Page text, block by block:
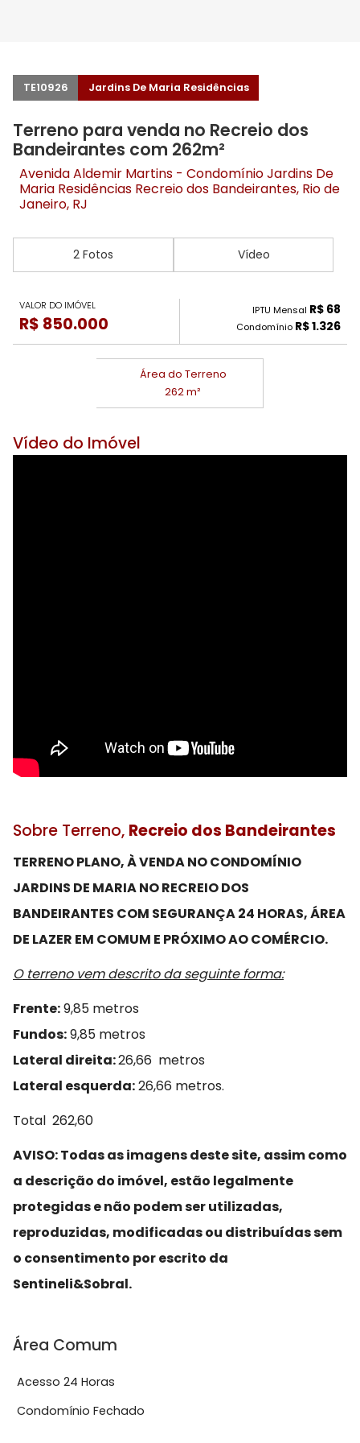
TE10926 Jardins De Maria Residências
Terreno para venda no Recreio dos
Bandeirantes com 262m²
Avenida Aldemir Martins - Condomínio Jardins De
Maria Residências Recreio dos Bandeirantes, Rio de
Janeiro, RJ
2 Fotos Vídeo
VALOR DO IMÓVEL
R$ 850.000
IPTU Mensal R$ 68
Condomínio R$ 1.326
Área do Terreno
262 m²
Vídeo do Imóvel
Sobre Terreno, Recreio dos Bandeirantes
TERRENO PLANO, À VENDA NO CONDOMÍNIO
JARDINS DE MARIA NO RECREIO DOS
BANDEIRANTES COM SEGURANÇA 24 HORAS, ÁREA
DE LAZER EM COMUM E PRÓXIMO AO COMÉRCIO.
O terreno vem descrito da seguinte forma:
Frente:9,85 metros
Fundos:9,85 metros
Lateral direita:26,66 metros
Lateral esquerda:26,66 metros.
Total 262,60
AVISO: Todas as imagens deste site, assim como
a descrição do imóvel, estão legalmente
protegidas e não podem ser utilizadas,
reproduzidas, modificadas ou distribuídas sem
o consentimento por escrito da
Sentineli&Sobral.
Área Comum
Acesso 24 Horas
Condomínio Fechado